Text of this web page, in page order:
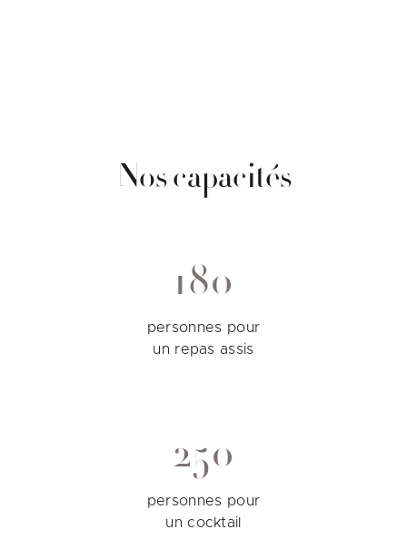
Nos capacités
180
personnes pour
un repas assis
250
personnes pour
un cocktail